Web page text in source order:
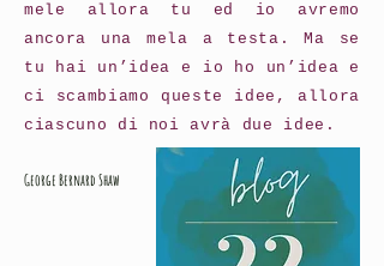
mele allora tu ed io avremo
ancora una mela a testa. Ma se
tu hai un’idea e io ho un’idea e
ci scambiamo queste idee, allora
ciascuno di noi avrà due idee.
George Bernard Shaw